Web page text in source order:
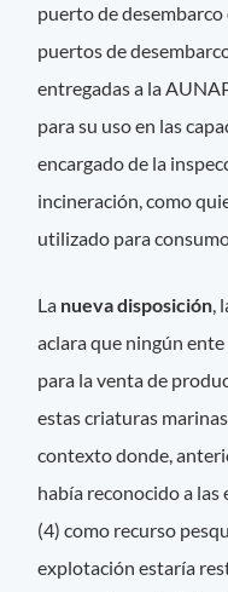
puerto de
puertos de
entregadas a la
para su uso en las
encargado de la
incineración, como
utilizado para
La nueva disposición,
aclara que ningún
para la venta de
estas criaturas
contexto donde,
había reconocido a las
(4) como recurso
explotación estaría